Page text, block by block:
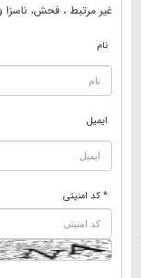
غير مرتبط ، فحش،
نام
ایمیل
* کد امنیتی